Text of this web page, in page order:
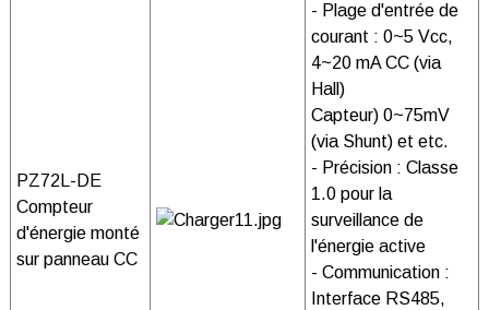
PZ72L-DE
Compteur
d'énergie monté
sur panneau CC
- Plage d'entrée de
courant : 0~5 Vcc,
4~20 mA CC (via
Hall)
Capteur) 0~75mV
(via Shunt) et etc.
- Précision : Classe
1.0 pour la
surveillance de
l'énergie active
- Communication :
Interface RS485,